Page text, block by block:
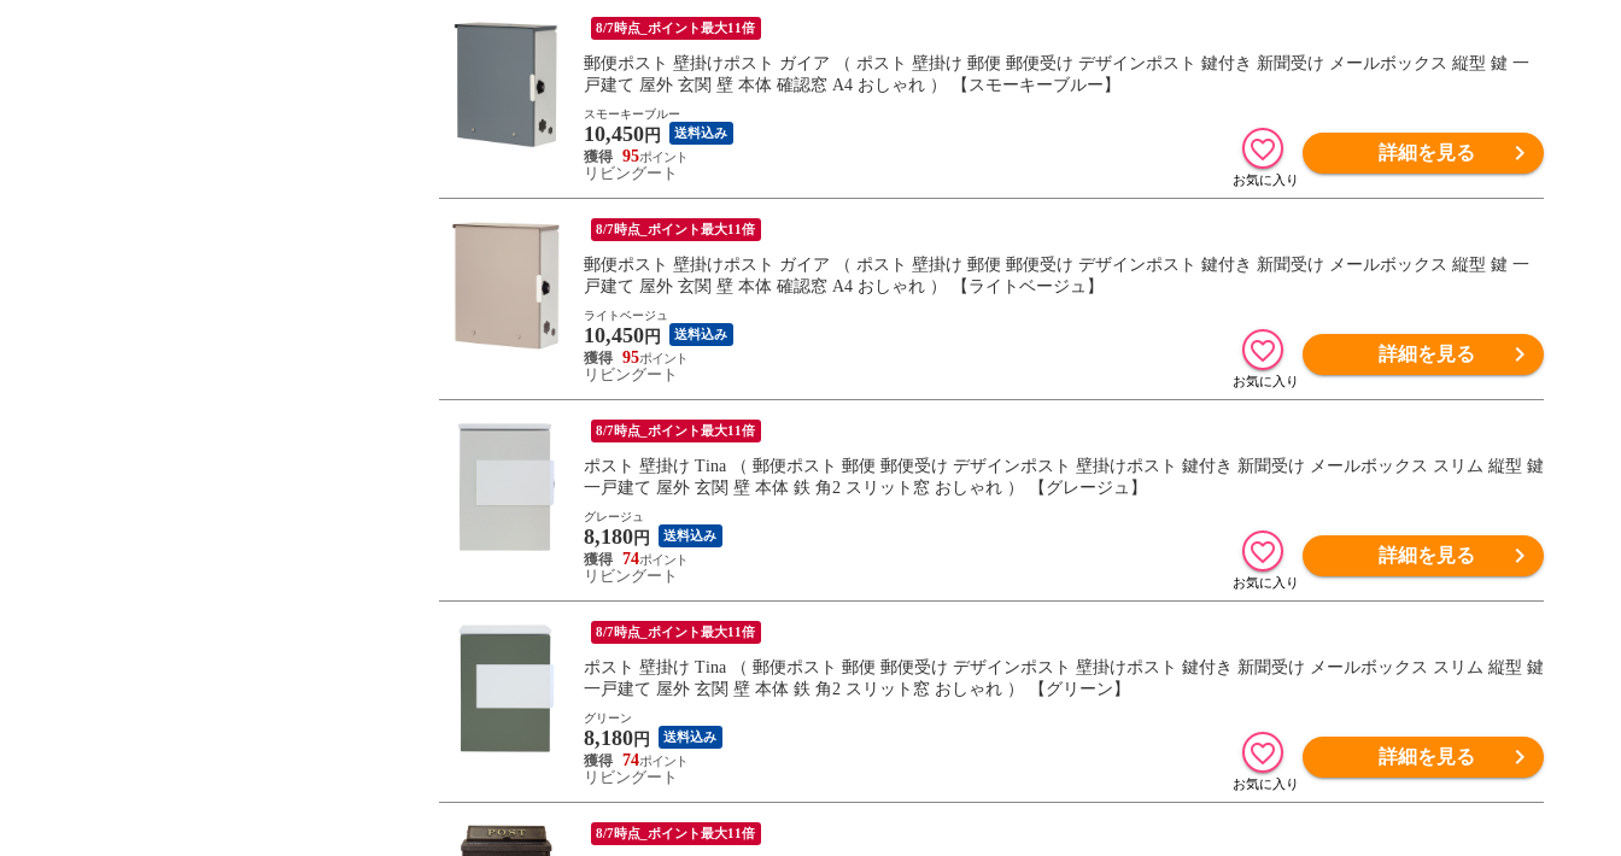
8/7時点_ポイント最大11倍
郵便ポスト 壁掛けポスト ガイア （ ポスト 壁掛け 郵便 郵便受け デザインポスト 鍵付き 新聞受け メールボックス 縦型 鍵 一
戸建て 屋外 玄関 壁 本体 確認窓 A4 おしゃれ ） 【スモーキーブルー】
スモーキーブルー
10,450 円 送料込み
95
リビングート
詳細を見る
8/7時点_ポイント最大11倍
郵便ポスト 壁掛けポスト ガイア （ ポスト 壁掛け 郵便 郵便受け デザインポスト 鍵付き 新聞受け メールボックス 縦型 鍵 一
戸建て 屋外 玄関 壁 本体 確認窓 A4 おしゃれ ） 【ライトベージュ】
ライトベージュ
10,450 円 送料込み
95
リビングート
詳細を見る
8/7時点_ポイント最大11倍
ポスト 壁掛け Tina （ 郵便ポスト 郵便 郵便受け デザインポスト 壁掛けポスト 鍵付き 新聞受け メールボックス スリム 縦型 鍵
一戸建て 屋外 玄関 壁 本体 鉄 角2 スリット窓 おしゃれ ） 【グレージュ】
グレージュ
8,180 円 送料込み
74
リビングート
詳細を見る
8/7時点_ポイント最大11倍
ポスト 壁掛け Tina （ 郵便ポスト 郵便 郵便受け デザインポスト 壁掛けポスト 鍵付き 新聞受け メールボックス スリム 縦型 鍵
一戸建て 屋外 玄関 壁 本体 鉄 角2 スリット窓 おしゃれ ） 【グリーン】
グリーン
8,180 円 送料込み
74
リビングート
詳細を見る
8/7時点_ポイント最大11倍